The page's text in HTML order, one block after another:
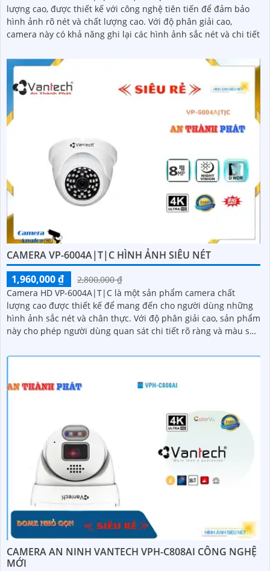
lượng cao, được thiết kế với công nghệ tiên tiến để đảm bảo
hình ảnh rõ nét và chất lượng cao. Với độ phân giải cao,
camera này có khả năng ghi lại các hình ảnh sắc nét và chi tiết
CAMERA VP-6004A|T|C HÌNH ẢNH SIÊU NÉT
1,960,000 ₫
2,800,000 ₫
Camera HD VP-6004A|T|C là một sản phẩm camera chất
lượng cao được thiết kế để mang đến cho người dùng những
hình ảnh sắc nét và chân thực. Với độ phân giải cao, sản phẩm
này cho phép người dùng quan sát chi tiết rõ ràng và màu sắc
CAMERA AN NINH VANTECH VPH-C808AI CÔNG NGHỆ
MỚI